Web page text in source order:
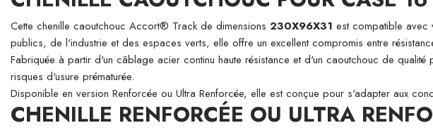
Cette chenille caoutchouc Accort® Track de dimensions 230X96X31 est compatible avec
publics, de l'industrie et des espaces verts, elle offre un excellent compromis entre
Fabriquée à partir d'un câblage acier continu haute résistance et d'un caoutchouc de
risques d'usure prématurée.
Disponible en version Renforcée ou Ultra Renforcée, elle est conçue pour s'adapter aux
CHENILLE RENFORCÉE OU ULTRA